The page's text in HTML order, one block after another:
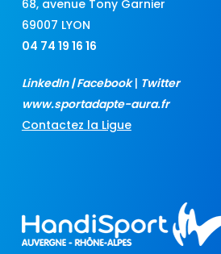
68, avenue Tony Garnier
69007 LYON
04 74 19 16 16
LinkedIn|Facebook| Twitter
www.sportadapte-aura.fr
Contactez la Ligue